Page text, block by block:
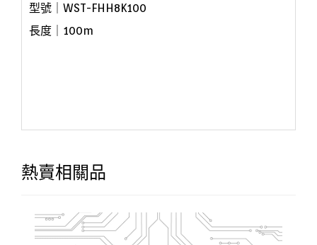
型號｜ WST-FHH8K100
長度｜100m
熱賣相關品